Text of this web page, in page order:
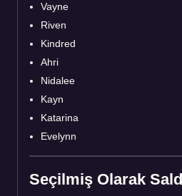
Vayne
Riven
Kindred
Ahri
Nidalee
Kayn
Katarina
Evelynn
Seçilmiş Olarak